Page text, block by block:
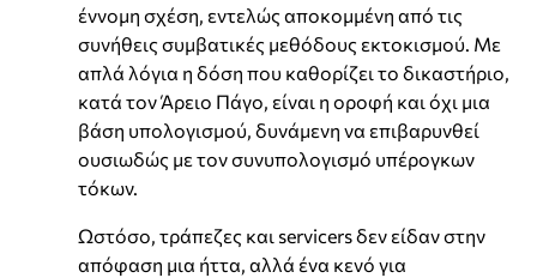
έννομη σχέση, εντελώς αποκομμένη από τις
συνήθεις συμβατικές μεθόδους εκτοκισμού. Με
απλά λόγια η δόση που καθορίζει το δικαστήριο,
κατά τον Άρειο Πάγο, είναι η οροφή και όχι μια
βάση υπολογισμού, δυνάμενη να επιβαρυνθεί
ουσιωδώς με τον συνυπολογισμό υπέρογκων
τόκων.
Ωστόσο, τράπεζες και servicers δεν είδαν στην
απόφαση μια ήττα, αλλά ένα κενό για